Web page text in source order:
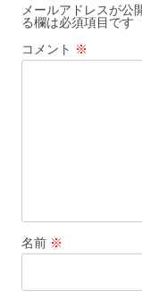
メールアドレスが公
る欄は必須項目です
コメント ※
名前 ※